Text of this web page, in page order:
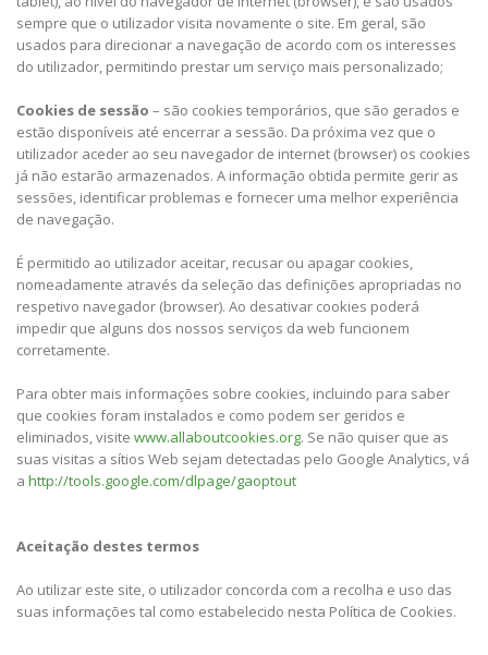
sempre que o utilizador visita novamente o site. Em geral, são
usados para direcionar a navegação de acordo com os interesses
do utilizador, permitindo prestar um serviço mais personalizado;
Cookies de sessão – são cookies temporários, que são gerados e
estão disponíveis até encerrar a sessão. Da próxima vez que o
utilizador aceder ao seu navegador de internet (browser) os cookies
já não estarão armazenados. A informação obtida permite gerir as
sessões, identificar problemas e fornecer uma melhor experiência
de navegação.
É permitido ao utilizador aceitar, recusar ou apagar cookies,
nomeadamente através da seleção das definições apropriadas no
respetivo navegador (browser). Ao desativar cookies poderá
impedir que alguns dos nossos serviços da web funcionem
corretamente.
Para obter mais informações sobre cookies, incluindo para saber
que cookies foram instalados e como podem ser geridos e
eliminados, visite www.allaboutcookies.org. Se não quiser que as
suas visitas a sítios Web sejam detectadas pelo Google Analytics, vá
a http://tools.google.com/dlpage/gaoptout
Aceitação destes termos
Ao utilizar este site, o utilizador concorda com a recolha e uso das
suas informações tal como estabelecido nesta Política de Cookies.